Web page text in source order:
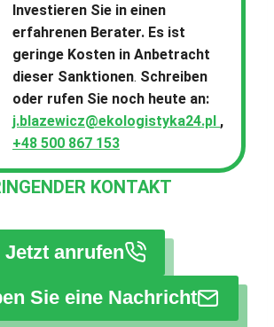
Investieren Sie in einen
erfahrenen Berater. Es ist
geringe Kosten in Anbetracht
dieser Sanktionen. Schreiben
oder rufen Sie noch heute an:
j.blazewicz@ekologistyka24.pl ,
+48 500 867 153
KONTAKT
Jetzt anrufen
Sie eine Nachricht